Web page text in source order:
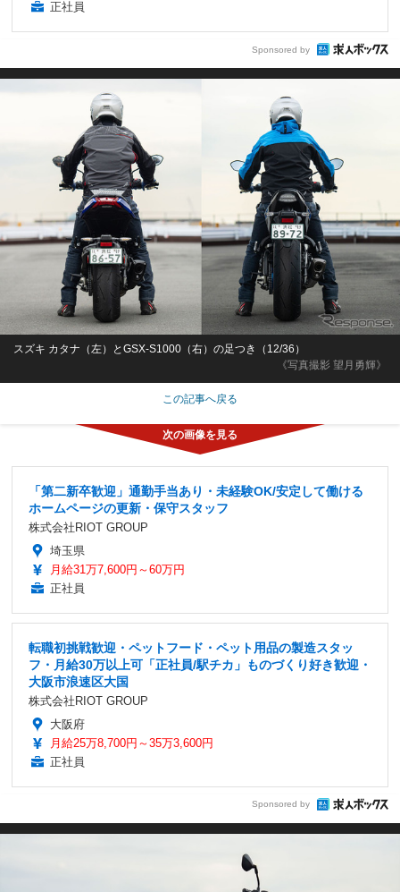
正社員
Sponsored by
《写真撮影 望月勇輝》
スズキ カタナ（左）とGSX-S1000（右）の足つき（12/36）
この記事へ戻る
「第二新卒歓迎」通勤手当あり・未経験OK/安定して働ける
ホームページの更新・保守スタッフ
株式会社RIOT GROUP
埼玉県
月給31万7,600円～60万円
正社員
転職初挑戦歓迎・ペットフード・ペット用品の製造スタッ
フ・月給30万以上可「正社員/駅チカ」ものづくり好き歓迎・
大阪市浪速区大国
株式会社RIOT GROUP
大阪府
月給25万8,700円～35万3,600円
正社員
Sponsored by